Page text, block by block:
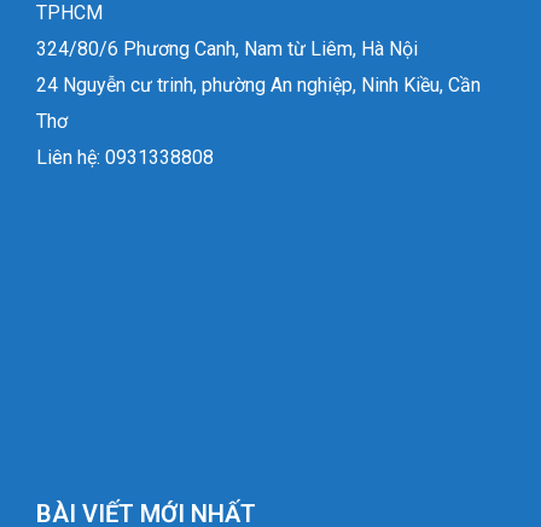
TPHCM
324/80/6 Phương Canh, Nam từ Liêm, Hà Nội
24 Nguyễn cư trinh, phường An nghiệp, Ninh Kiều, Cần
Thơ
Liên hệ: 0931338808
BÀI VIẾT MỚI NHẤT